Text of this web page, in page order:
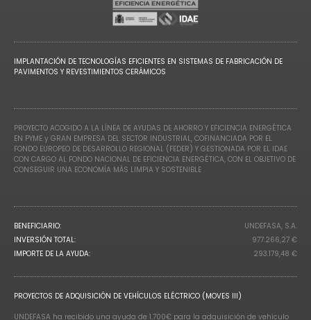
IMPLANTACIÓN DE TECNOLOGÍAS EFICIENTES EN SISTEMAS DE FABRICACIÓN DE
PAVIMENTOS Y REVESTIMIENTOS CERÁMICOS
PROYECTO ACOGIDO A LA LÍNEA DE AYUDAS DE AHORRO Y EFICIENCIA ENERGÉTICA
EN PYME y GRAN EMPRESA DEL SECTOR INDUSTRIAL, COFINANCIADA POR EL
FONDO EUROPEO DE DESARROLLO REGIONAL (FEDER) Y GESTIONADA POR EL IDAE
CON CARGO AL FONDO NACIONAL DE EFICIENCIA ENERGÉTICA, CON EL OBJETIVO DE
CONSEGUIR UNA ECONOMÍA MÁS LIMPIA Y SOSTENIBLE
BENEFICIARIO:
UNDEFASA, S.A.
INVERSIÓN TOTAL:
977.266,27 €
IMPORTE DE LA AYUDA:
293.179,48 €
PROYECTOS DE ADQUISICIÓN DE VEHÍCULOS ELÉCTRICO (MOVES III)
UNDEFASA ha recibido una ayuda de 1.700€ para la adquisición de vehículo